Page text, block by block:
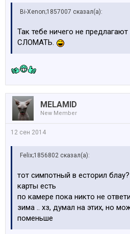
Bi-Xenon;1857007 сказал(а):
Так тебе ничего не
СЛОМАТЬ.
MELAMID
New Member
12 сен 2014
Felix;1856802 сказал(а):
тот симпотный в есторил блау?
карты есть
по камере пока никто не
зима .. хз, думал на этих, но
поменьше